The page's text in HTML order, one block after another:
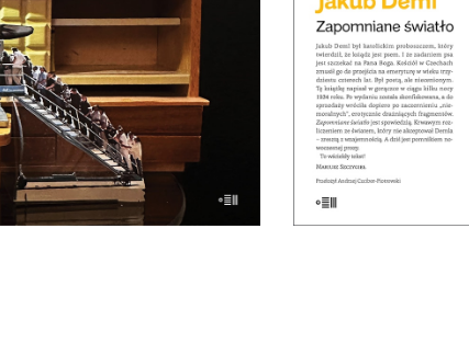
E-BOOK DO
KOSZYKA
53.00zł 34.45zł
KSIĄŻKA DO
KOSZYKA
KOSZYKA
nieustępliwość,
egotyzm,
przekonanie o
nieomylności
podłożem
43.00